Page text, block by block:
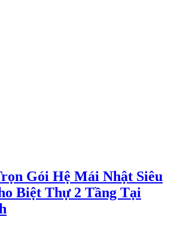
Gói Hệ Mái Nhật Siêu
Biệt Thự 2 Tầng Tại